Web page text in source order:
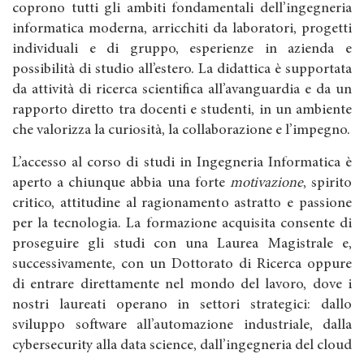
coprono tutti gli ambiti fondamentali dell’ingegneria
informatica moderna, arricchiti da laboratori, progetti
individuali e di gruppo, esperienze in azienda e
possibilità di studio all’estero. La didattica è supportata
da attività di ricerca scientifica all’avanguardia e da un
rapporto diretto tra docenti e studenti, in un ambiente
che valorizza la curiosità, la collaborazione e l’impegno.
L’accesso al corso di studi in Ingegneria Informatica è
aperto a chiunque abbia una forte motivazione, spirito
critico, attitudine al ragionamento astratto e passione
per la tecnologia. La formazione acquisita consente di
proseguire gli studi con una Laurea Magistrale e,
successivamente, con un Dottorato di Ricerca oppure
di entrare direttamente nel mondo del lavoro, dove i
nostri laureati operano in settori strategici: dallo
sviluppo software all’automazione industriale, dalla
cybersecurity alla data science, dall’ingegneria del cloud